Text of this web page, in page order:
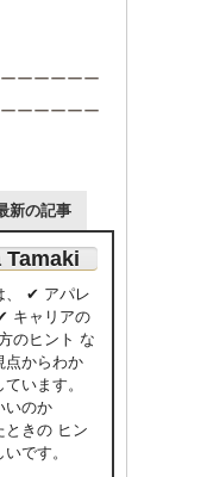
ーーーーー
ーーーーー
新の記事
Tamaki
、 ✔ アパレ
キャリアの
のヒント な
点からわか
います。
いのか
ときの ヒン
です。